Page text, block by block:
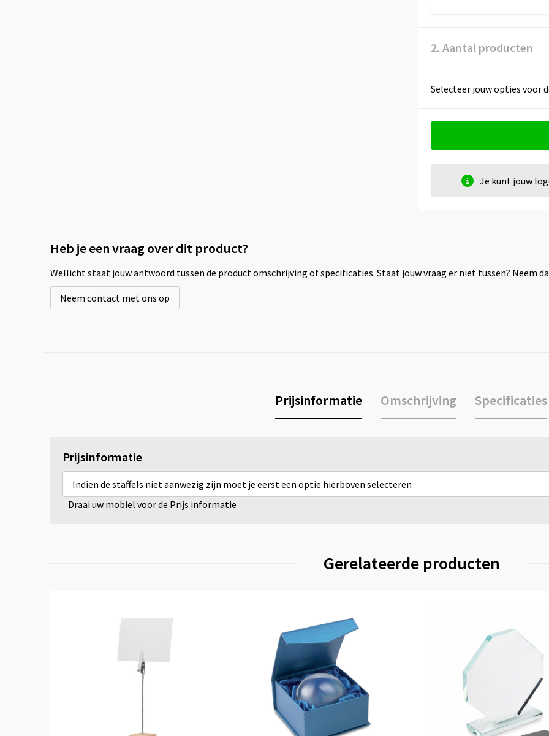
2. Aantal producten
Selecteer jouw opties voor
Je kunt jouw
Heb je een vraag over dit product?
Wellicht staat jouw antwoord tussen de product omschrijving of specificaties. Staat jouw vraag er niet tussen? Neem
Neem contact met ons op
Prijsinformatie Omschrijving Specificaties
Prijsinformatie
Indien de staffels niet aanwezig zijn moet je eerst een optie hierboven selecteren
Draai uw mobiel voor de Prijs informatie
Gerelateerde producten